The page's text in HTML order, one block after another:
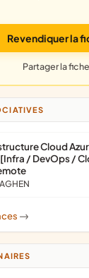
Revendiquer la
Partager la fiche
Cloud
/ DevOps /
->